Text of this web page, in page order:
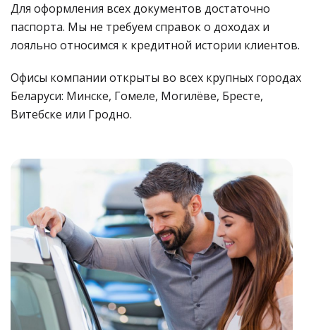
Для оформления всех документов достаточно
паспорта. Мы не требуем справок о доходах и
лояльно относимся к кредитной истории клиентов.
Офисы компании открыты во всех крупных городах
Беларуси: Минске, Гомеле, Могилёве, Бресте,
Витебске или Гродно.